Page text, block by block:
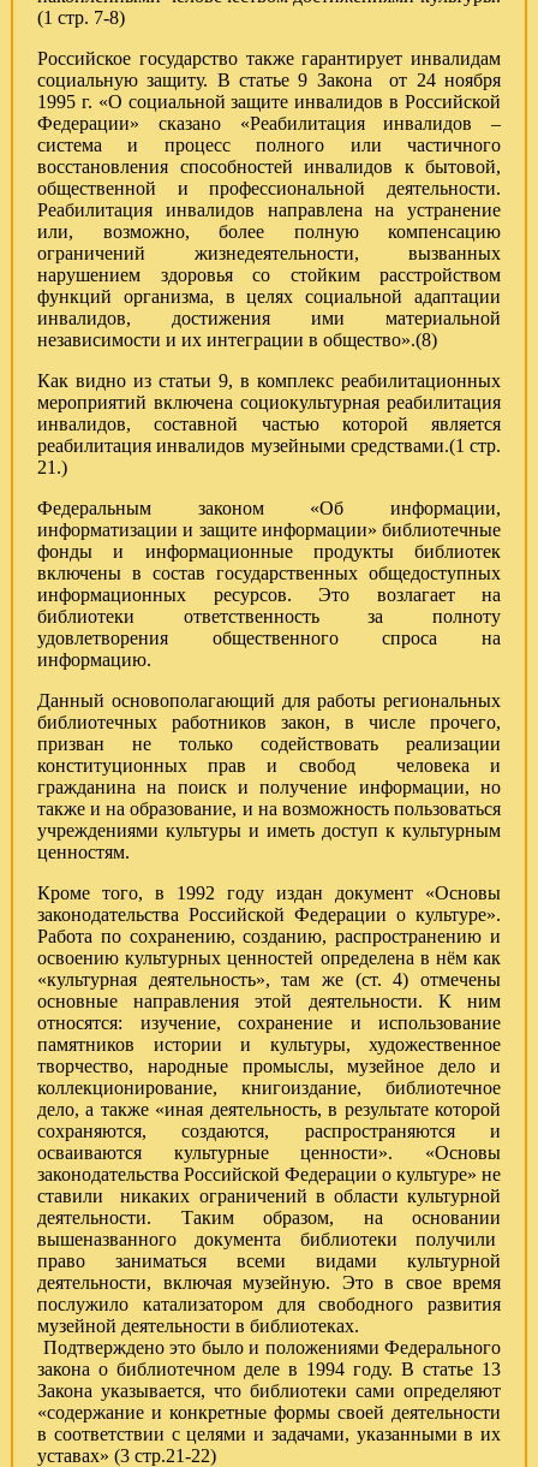
(1 стр. 7-8)
Российское государство также гарантирует инвалидам
социальную защиту. В статье 9 Закона от 24 ноября
1995 г. «О социальной защите инвалидов в Российской
Федерации» сказано «Реабилитация инвалидов –
система и процесс полного или частичного
восстановления способностей инвалидов к бытовой,
общественной и профессиональной деятельности.
Реабилитация инвалидов направлена на устранение
или, возможно, более полную компенсацию
ограничений жизнедеятельности, вызванных
нарушением здоровья со стойким расстройством
функций организма, в целях социальной адаптации
инвалидов, достижения ими материальной
независимости и их интеграции в общество».(8)
Как видно из статьи 9, в комплекс реабилитационных
мероприятий включена социокультурная реабилитация
инвалидов, составной частью которой является
реабилитация инвалидов музейными средствами.(1 стр.
21.)
Федеральным законом «Об информации,
информатизации и защите информации» библиотечные
фонды и информационные продукты библиотек
включены в состав государственных общедоступных
информационных ресурсов. Это возлагает на
библиотеки ответственность за полноту
удовлетворения общественного спроса на
информацию.
Данный основополагающий для работы региональных
библиотечных работников закон, в числе прочего,
призван не только содействовать реализации
конституционных прав и свобод человека и
гражданина на поиск и получение информации, но
также и на образование, и на возможность пользоваться
учреждениями культуры и иметь доступ к культурным
ценностям.
Кроме того, в 1992 году издан документ «Основы
законодательства Российской Федерации о культуре».
Работа по сохранению, созданию, распространению и
освоению культурных ценностей определена в нём как
«культурная деятельность», там же (ст. 4) отмечены
основные направления этой деятельности. К ним
относятся: изучение, сохранение и использование
памятников истории и культуры, художественное
творчество, народные промыслы, музейное дело и
коллекционирование, книгоиздание, библиотечное
дело, а также «иная деятельность, в результате которой
сохраняются, создаются, распространяются и
осваиваются культурные ценности». «Основы
законодательства Российской Федерации о культуре» не
ставили никаких ограничений в области культурной
деятельности. Таким образом, на основании
вышеназванного документа библиотеки получили
право заниматься всеми видами культурной
деятельности, включая музейную. Это в свое время
послужило катализатором для свободного развития
музейной деятельности в библиотеках.
Подтверждено это было и положениями Федерального
закона о библиотечном деле в 1994 году. В статье 13
Закона указывается, что библиотеки сами определяют
«содержание и конкретные формы своей деятельности
в соответствии с целями и задачами, указанными в их
уставах» (3 стр.21-22)